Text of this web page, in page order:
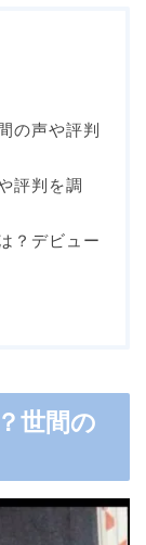
の声や評判
評判を調
？デビュー
世間の